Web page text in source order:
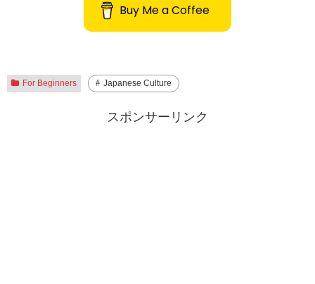
Buy Me a Coffee
For Beginners Japanese Culture
スポンサーリンク